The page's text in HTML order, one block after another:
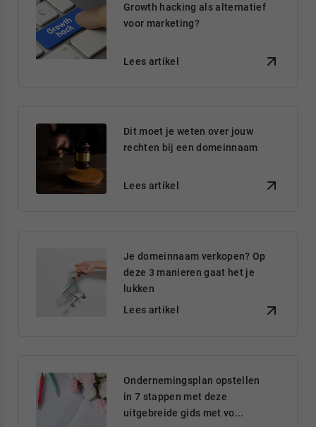
Growth hacking als alternatief
voor marketing?
Lees artikel
Dit moet je weten over jouw
rechten bij een domeinnaam
Lees artikel
Je domeinnaam verkopen? Op
deze 3 manieren gaat het je
lukken
Lees artikel
Ondernemingsplan opstellen
in 7 stappen met deze
uitgebreide gids met vo...